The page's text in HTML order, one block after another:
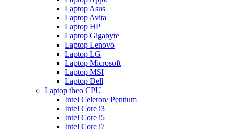
Laptop Asus
Laptop Avita
Laptop HP
Laptop Gigabyte
Laptop Lenovo
Laptop LG
Laptop Microsoft
Laptop MSI
Laptop Dell
Laptop theo CPU
Intel Celeron/ Pentium
Intel Core i3
Intel Core i5
Intel Core i7